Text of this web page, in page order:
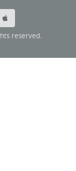
reserved.